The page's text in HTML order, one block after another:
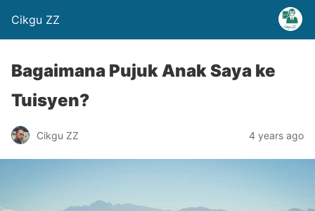
Cikgu ZZ
Bagaimana Pujuk Anak Saya ke
Tuisyen?
Cikgu ZZ 4 years ago